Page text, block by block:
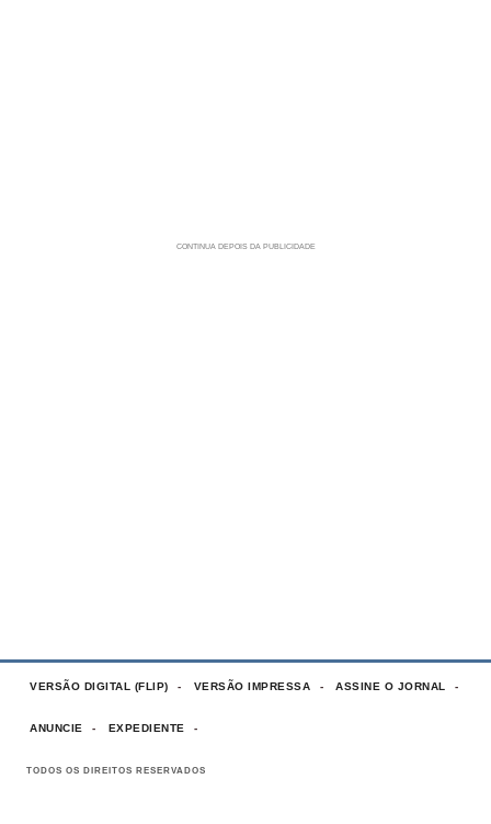
VERSÃO DIGITAL (FLIP) VERSÃO IMPRESSA ASSINE O JORNAL
ANUNCIE EXPEDIENTE
TODOS OS DIREITOS RESERVADOS